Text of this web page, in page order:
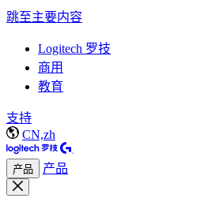
跳至主要内容
Logitech 罗技
商用
教育
支持
CN,zh
产品 产品